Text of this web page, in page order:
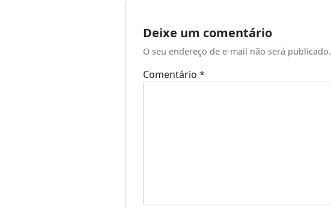
Deixe um comentário
O seu endereço de e-mail não será publicado.
Comentário *